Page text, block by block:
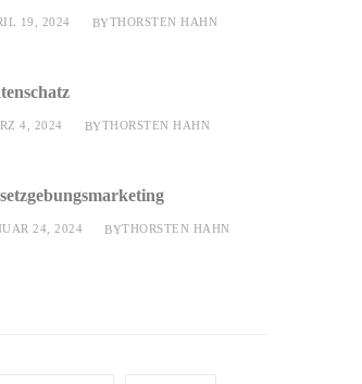
19, 2024 BYTHORSTEN HAHN
4, 2024 BYTHORSTEN HAHN
24, 2024 BYTHORSTEN HAHN